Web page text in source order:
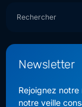
Newsletter
Rejoignez
notre veille